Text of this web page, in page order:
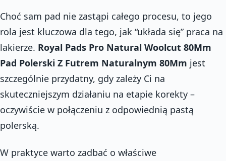
Choć sam pad nie zastąpi całego procesu, to jego
rola jest kluczowa dla tego, jak “układa się” praca na
lakierze. Royal Pads Pro Natural Woolcut 80Mm
Pad Polerski Z Futrem Naturalnym 80Mm jest
szczególnie przydatny, gdy zależy Ci na
skuteczniejszym działaniu na etapie korekty –
oczywiście w połączeniu z odpowiednią pastą
polerską.
W praktyce warto zadbać o właściwe